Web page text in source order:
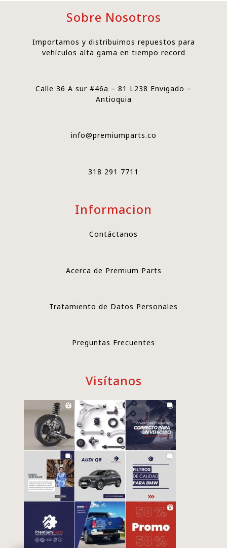
Sobre Nosotros
Importamos y distribuimos repuestos para
vehículos alta gama en tiempo record
Calle 36 A sur #46a – 81 L238 Envigado –
Antioquia
info@premiumparts.co
318 291 7711
Informacion
Contáctanos
Acerca de Premium Parts
Tratamiento de Datos Personales
Preguntas Frecuentes
Visítanos